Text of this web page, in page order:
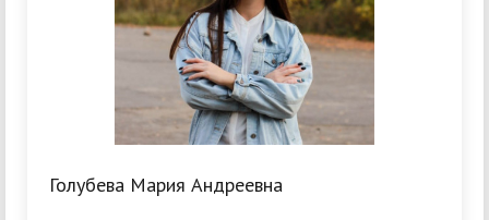
Голубева Мария Андреевна